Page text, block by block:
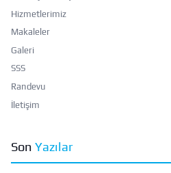
Hizmetlerimiz
Makaleler
Galeri
SSS
Randevu
İletişim
Son Yazılar